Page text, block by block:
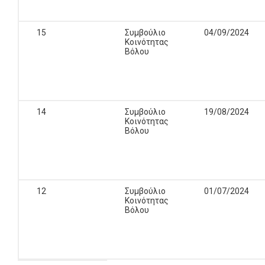
15
Συμβούλιο
Κοινότητας
Βόλου
04/09/2024
14
Συμβούλιο
Κοινότητας
Βόλου
19/08/2024
12
Συμβούλιο
Κοινότητας
Βόλου
01/07/2024